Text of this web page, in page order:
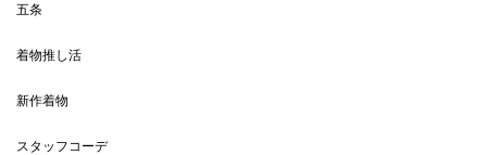
五条
着物推し活
新作着物
スタッフコーデ